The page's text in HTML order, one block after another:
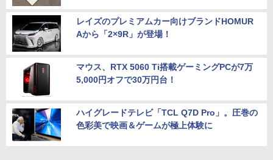
レイズのプレミアムカー向けブランドHOMUR
Aから「2×9R」が登場！
マウス、RTX 5060 Ti搭載ゲーミングPCが7万
5,000円オフで30万円台！
ハイグレードテレビ「TCL Q7D Pro」。圧巻の
色彩美で映画＆ゲームが極上体験に